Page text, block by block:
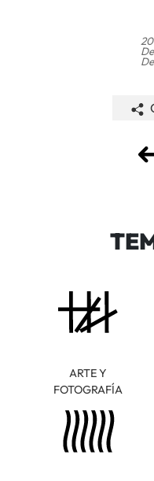
ARTE Y
FOTOGRAFÍA